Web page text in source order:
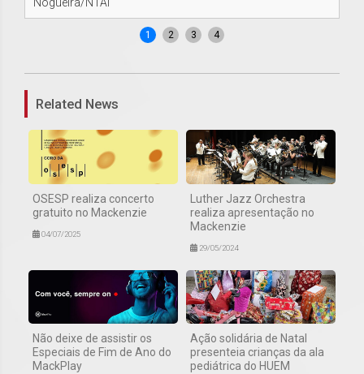
1 2 3 4
Related News
OSESP realiza concerto
gratuito no Mackenzie
04/07/2025
Luther Jazz Orchestra
realiza apresentação no
Mackenzie
29/05/2024
Não deixe de assistir os
Especiais de Fim de Ano do
MackPlay
Ação solidária de Natal
presenteia crianças da ala
pediátrica do HUEM